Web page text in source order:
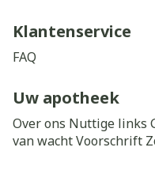
Klantenservice
FAQ
Uw apotheek
Over ons Nuttige links
van wachtVoorschrift